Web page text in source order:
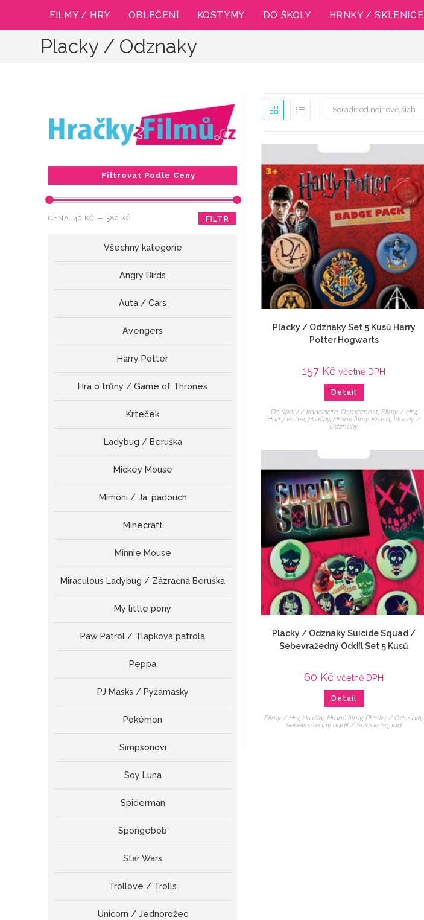
FILMY / HRY OBLEČENÍ KOSTÝMY DO ŠKOLY HRNKY / SKLENICE
Placky / Odznaky
Seřadit od nejnovějších
Placky / Odznaky Set 5 Kusů Harry
Potter Hogwarts
157 Kč včetně DPH
Detail
Do školy / kanceláře, Domácnost, Filmy / Hry,
Harry Potter,Hračky,Hrané filmy,Krása,Placky /
Odznaky
Placky / Odznaky Suicide Squad /
Sebevražedný Oddíl Set 5 Kusů
60 Kč včetně DPH
Detail
Filmy / Hry, Hračky, Hrané filmy, Placky / Odznaky,
Sebevražedný oddíl / Suicide Squad
Filtrovat Podle Ceny
Minimální
Maximální
FILTR
CENA:40 KČ — 580 KČ
Všechny kategorie
Angry Birds
Auta / Cars
Avengers
Harry Potter
Hra o trůny / Game of Thrones
Krteček
Ladybug / Beruška
Mickey Mouse
Mimoni / Já, padouch
Minecraft
Minnie Mouse
Miraculous Ladybug / Zázračná Beruška
My little pony
Paw Patrol / Tlapková patrola
Peppa
PJ Masks / Pyžamasky
Pokémon
Simpsonovi
Soy Luna
Spiderman
Spongebob
Star Wars
Trollové / Trolls
Unicorn / Jednorožec